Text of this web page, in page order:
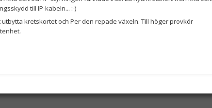
till IP-kabeln... :-)
utbytta kretskortet och Per den repade växeln. Till höger provkör